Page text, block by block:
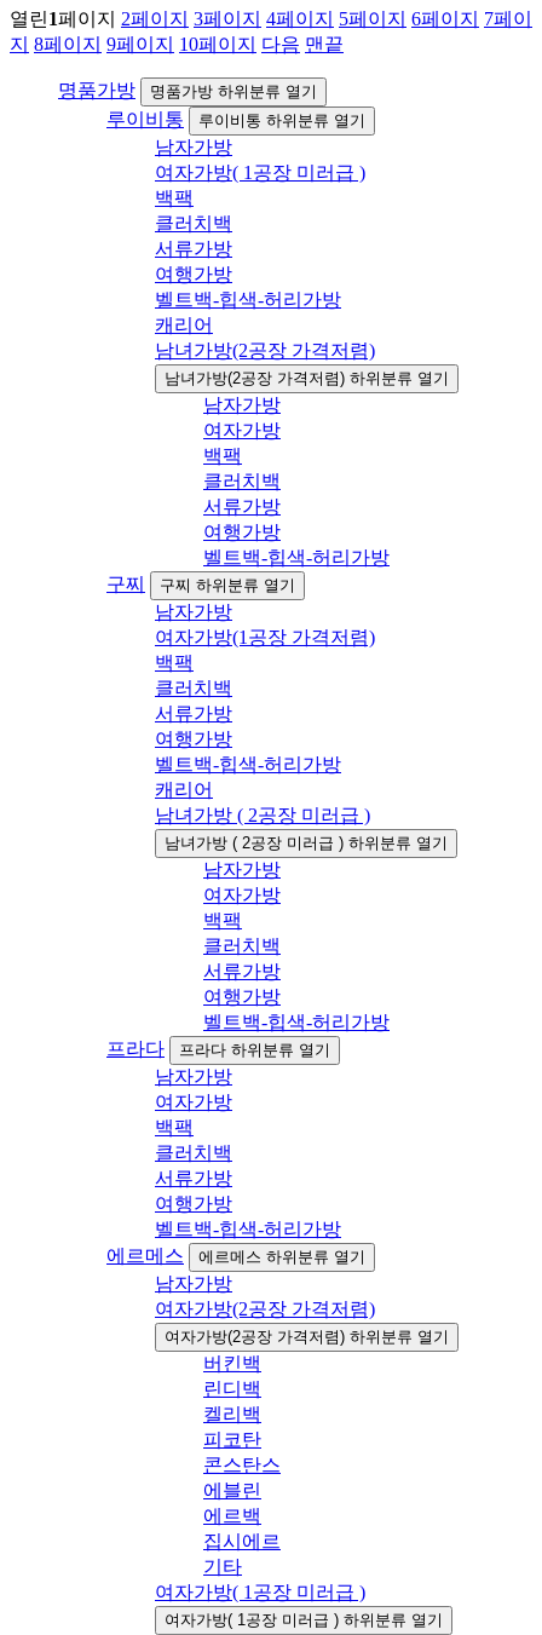
열린1페이지 2페이지 3페이지 4페이지 5페이지 6페이지 7페이
지 8페이지 9페이지 10페이지 다음 맨끝
명품가방 명품가방 하위분류 열기
루이비통 루이비통 하위분류 열기
남자가방
여자가방( 1공장 미러급 )
백팩
클러치백
서류가방
여행가방
벨트백-힙색-허리가방
캐리어
남녀가방(2공장 가격저렴)
남녀가방(2공장 가격저렴) 하위분류 열기
남자가방
여자가방
백팩
클러치백
서류가방
여행가방
벨트백-힙색-허리가방
구찌
구찌 하위분류 열기
남자가방
여자가방(1공장 가격저렴)
백팩
클러치백
서류가방
여행가방
벨트백-힙색-허리가방
캐리어
남녀가방 ( 2공장 미러급 )
남녀가방 ( 2공장 미러급 ) 하위분류 열기
남자가방
여자가방
백팩
클러치백
서류가방
여행가방
벨트백-힙색-허리가방
프라다
프라다 하위분류 열기
남자가방
여자가방
백팩
클러치백
서류가방
여행가방
벨트백-힙색-허리가방
에르메스
에르메스 하위분류 열기
남자가방
여자가방(2공장 가격저렴)
여자가방(2공장 가격저렴) 하위분류 열기
버킨백
린디백
켈리백
피코탄
콘스탄스
에블린
에르백
집시에르
기타
여자가방( 1공장 미러급 )
여자가방( 1공장 미러급 ) 하위분류 열기